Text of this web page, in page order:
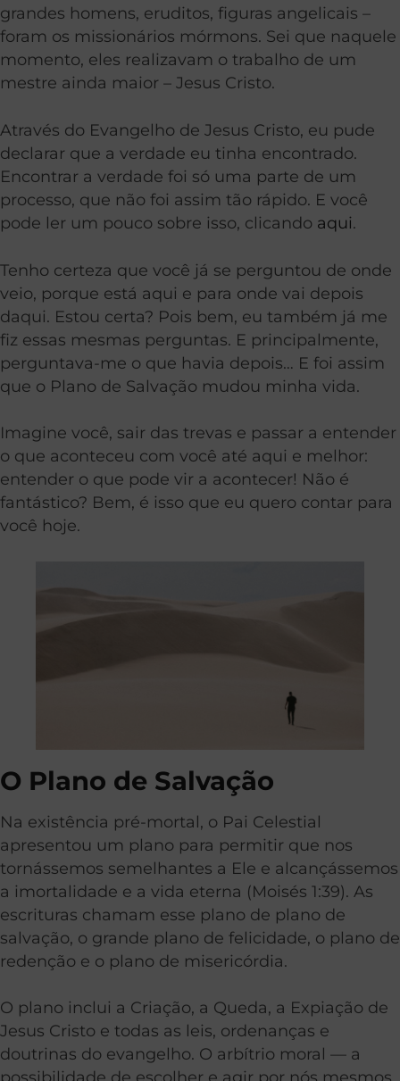
grandes homens, eruditos, figuras angelicais –
foram os missionários mórmons. Sei que naquele
momento, eles realizavam o trabalho de um
mestre ainda maior – Jesus Cristo.
Através do Evangelho de Jesus Cristo, eu pude
declarar que a verdade eu tinha encontrado.
Encontrar a verdade foi só uma parte de um
processo, que não foi assim tão rápido. E você
pode ler um pouco sobre isso, clicando aqui.
Tenho certeza que você já se perguntou de onde
veio, porque está aqui e para onde vai depois
daqui. Estou certa? Pois bem, eu também já me
fiz essas mesmas perguntas. E principalmente,
perguntava-me o que havia depois… E foi assim
que o Plano de Salvação mudou minha vida.
Imagine você, sair das trevas e passar a entender
o que aconteceu com você até aqui e melhor:
entender o que pode vir a acontecer! Não é
fantástico? Bem, é isso que eu quero contar para
você hoje.
O Plano de Salvação
Na existência pré-mortal, o Pai Celestial
apresentou um plano para permitir que nos
tornássemos semelhantes a Ele e alcançássemos
a imortalidade e a vida eterna (Moisés 1:39). As
escrituras chamam esse plano de plano de
salvação, o grande plano de felicidade, o plano de
redenção e o plano de misericórdia.
O plano inclui a Criação, a Queda, a Expiação de
Jesus Cristo e todas as leis, ordenanças e
doutrinas do evangelho. O arbítrio moral — a